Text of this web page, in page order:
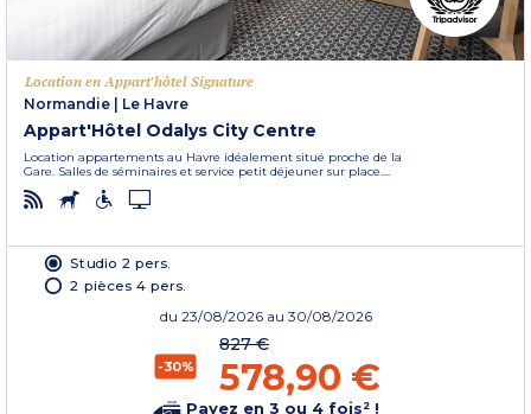
Location en Appart'hôtel Signature
Normandie | Le Havre
Appart'Hôtel Odalys City Centre
Location appartements au Havre idéalement situé proche de la
Gare. Salles de séminaires et service petit déjeuner sur place....
Studio 2 pers.
2 pièces 4 pers.
du 23/08/2026 au 30/08/2026
-30%
827 €
578,90 €
Payez en 3 ou 4 fois² !